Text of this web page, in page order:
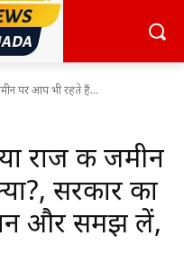
पर आप भी रहते हैं...
राज की जमीन
सरकार का
और समझ लें,